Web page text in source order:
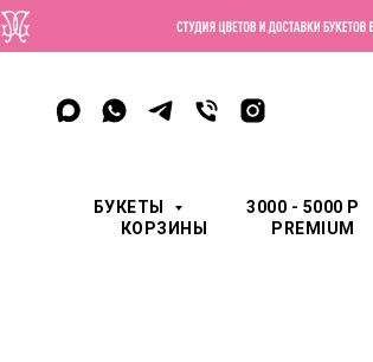
БУКЕТЫ 3000 - 5000 Р
КОРЗИНЫ
PREMIUM